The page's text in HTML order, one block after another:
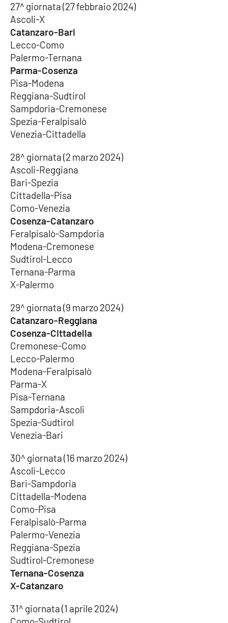
27^ giornata (27 febbraio 2024)
Ascoli-X
Catanzaro-Bari
Lecco-Como
Palermo-Ternana
Parma-Cosenza
Pisa-Modena
Reggiana-Sudtirol
Sampdoria-Cremonese
Spezia-Feralpisalò
Venezia-Cittadella
28^ giornata (2 marzo 2024)
Ascoli-Reggiana
Bari-Spezia
Cittadella-Pisa
Como-Venezia
Cosenza-Catanzaro
Feralpisalò-Sampdoria
Modena-Cremonese
Sudtirol-Lecco
Ternana-Parma
X-Palermo
29^ giornata (9 marzo 2024)
Catanzaro-Reggiana
Cosenza-Cittadella
Cremonese-Como
Lecco-Palermo
Modena-Feralpisalò
Parma-X
Pisa-Ternana
Sampdoria-Ascoli
Spezia-Sudtirol
Venezia-Bari
30^ giornata (16 marzo 2024)
Ascoli-Lecco
Bari-Sampdoria
Cittadella-Modena
Como-Pisa
Feralpisalò-Parma
Palermo-Venezia
Reggiana-Spezia
Sudtirol-Cremonese
Ternana-Cosenza
X-Catanzaro
31^ giornata (1 aprile 2024)